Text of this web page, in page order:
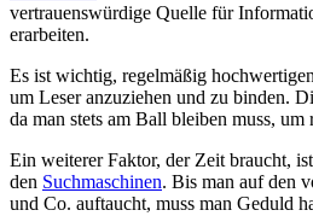
vertrauenswürdige Quelle ⁢für
erarbeiten.
Es ist wichtig, regelmäßig⁤ hochwertigen⁢
⁢um Leser anzuziehen und ​zu binden.
da‌ man stets‌ am Ball bleiben muss, ​um
Ein weiterer Faktor, der ⁣Zeit braucht,⁢
⁣den Suchmaschinen. Bis man auf den
und Co.⁤ auftaucht, muss man Geduld​